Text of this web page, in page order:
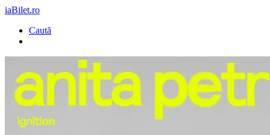
iaBilet.ro
Caută